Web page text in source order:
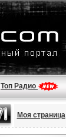
Топ Радио
Моя страница